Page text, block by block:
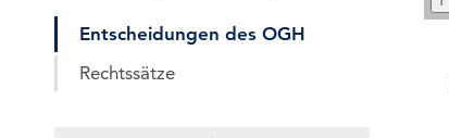
Entscheidungen des OGH
Rechtssätze